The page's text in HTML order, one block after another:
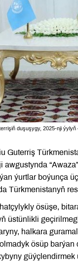
duşuşygy, 2025-nji
Guterriş
awgustynda
ýurtlar boýunça
Türkmenistanyň
ösüşe,
üstünlikli
halkara
ösüp